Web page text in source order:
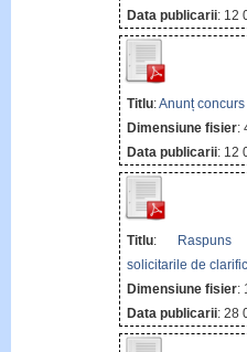
Data publicarii: 12
Titlu:Anunț concurs
Dimensiune fisier:
Data publicarii: 12
Titlu:
solicitarile de
Dimensiune fisier:
Data publicarii: 28